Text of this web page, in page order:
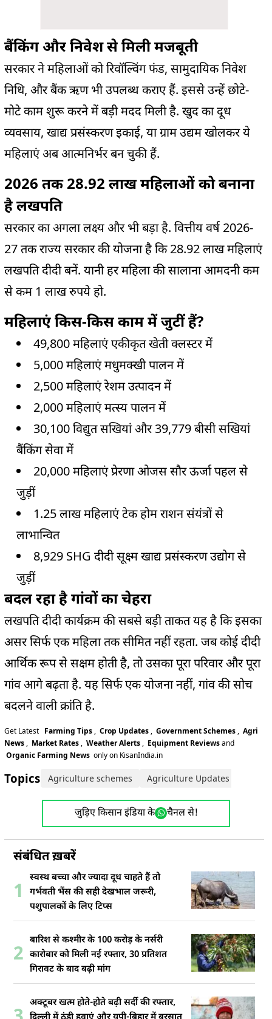
बैंकिंग और निवेश से मिली मजबूती
सरकार ने महिलाओं को रिवॉल्विंग फंड, सामुदायिक निवेश
निधि, और बैंक ऋण भी उपलब्ध कराए हैं. इससे उन्हें छोटे-
मोटे काम शुरू करने में बड़ी मदद मिली है. खुद का दूध
व्यवसाय, खाद्य प्रसंस्करण इकाई, या ग्राम उद्यम खोलकर ये
महिलाएं अब आत्मनिर्भर बन चुकी हैं.
2026 तक 28.92 लाख महिलाओं को बनाना
है लखपति
सरकार का अगला लक्ष्य और भी बड़ा है. वित्तीय वर्ष 2026-
27 तक राज्य सरकार की योजना है कि 28.92 लाख महिलाएं
लखपति दीदी बनें. यानी हर महिला की सालाना आमदनी कम
से कम 1 लाख रुपये हो.
महिलाएं किस-किस काम में जुटीं हैं?
49,800 महिलाएं एकीकृत खेती क्लस्टर में
5,000 महिलाएं मधुमक्खी पालन में
2,500 महिलाएं रेशम उत्पादन में
2,000 महिलाएं मत्स्य पालन में
30,100 विद्युत सखियां और 39,779 बीसी सखियां
बैंकिंग सेवा में
20,000 महिलाएं प्रेरणा ओजस सौर ऊर्जा पहल से
जुड़ीं
1.25 लाख महिलाएं टेक होम राशन संयंत्रों से
लाभान्वित
8,929 SHG दीदी सूक्ष्म खाद्य प्रसंस्करण उद्योग से
जुड़ीं
बदल रहा है गांवों का चेहरा
लखपति दीदी कार्यक्रम की सबसे बड़ी ताकत यह है कि इसका
असर सिर्फ एक महिला तक सीमित नहीं रहता. जब कोई दीदी
आर्थिक रूप से सक्षम होती है, तो उसका पूरा परिवार और पूरा
गांव आगे बढ़ता है. यह सिर्फ एक योजना नहीं, गांव की सोच
बदलने वाली क्रांति है.
Get Latest Farming Tips , Crop Updates , Government Schemes , Agri
News , Market Rates , Weather Alerts , Equipment Reviewsand
Organic Farming News only on KisanIndia.in
Topics: Agriculture schemes Agriculture Updates
जुड़िए किसान इंडिया के चैनल से!
संबंधित ख़बरें
1
स्वस्थ बच्चा और ज्यादा दूध चाहते हैं तो
गर्भवती भैंस की सही देखभाल जरूरी,
पशुपालकों के लिए टिप्स
2
बारिश से कश्मीर के 100 करोड़ के नर्सरी
कारोबार को मिली नई रफ्तार, 30 प्रतिशत
गिरावट के बाद बढ़ी मांग
अक्टूबर खत्म होते-होते बढ़ी सर्दी की रफ्तार,